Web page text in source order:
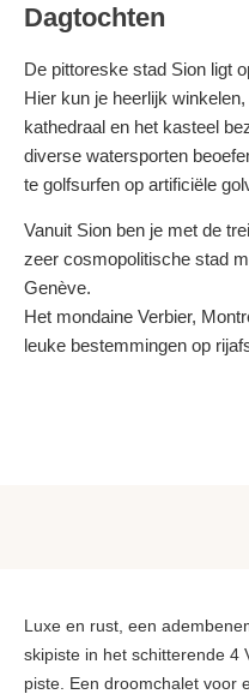
Dagtochten
De pittoreske stad Sion ligt
Hier kun je heerlijk
kathedraal en het kasteel
diverse watersporten
te golfsurfen op artificiële
Vanuit Sion ben je met de
zeer cosmopolitische stad
Genève.
Het mondaine Verbier,
leuke bestemmingen op
Luxe en rust, een
skipiste in het schitterende 4
piste. Een droomchalet voor